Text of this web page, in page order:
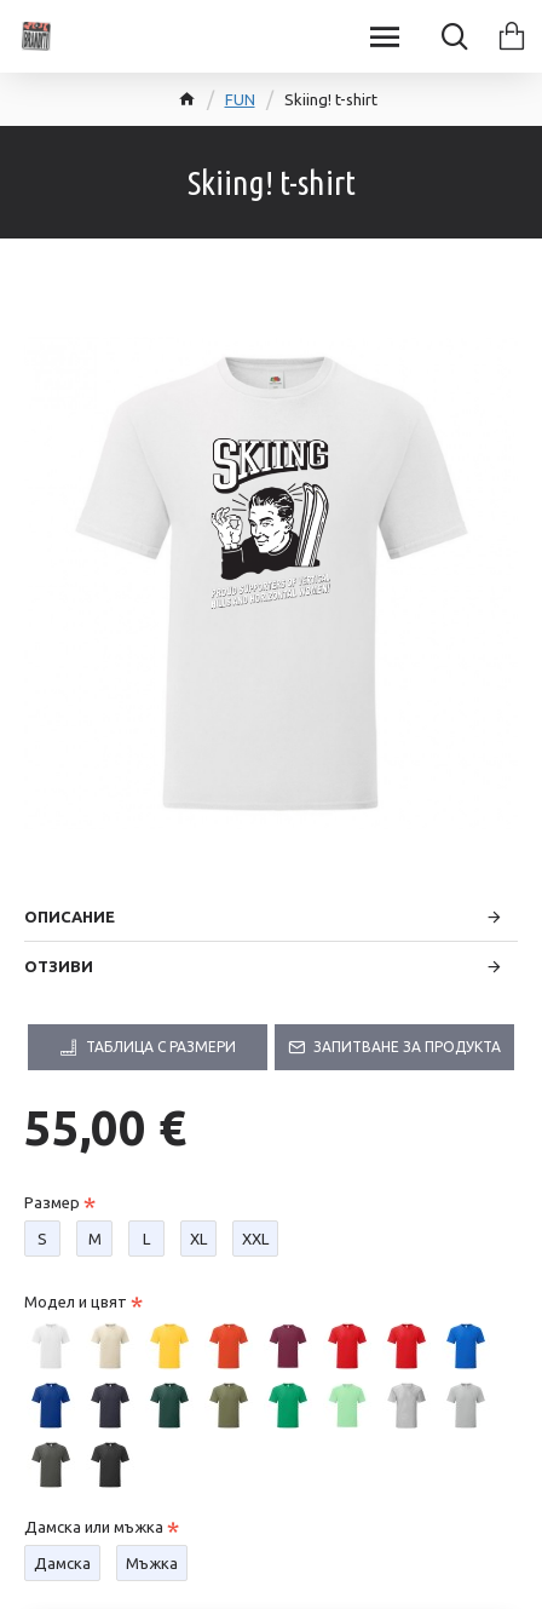
FUN Skiing! t-shirt
Skiing! t-shirt
ОПИСАНИЕ
ОТЗИВИ
ТАБЛИЦА С РАЗМЕРИ ЗАПИТВАНЕ ЗА ПРОДУКТА
55,00 €
Размер
S М L XL XXL
Модел и цвят
Дамска или мъжка
Дамска Мъжка